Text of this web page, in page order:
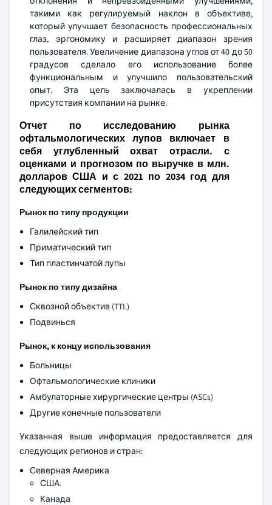
такими как регулируемый наклон в объективе,
который улучшает безопасность профессиональных
глаз, эргономику и расширяет диапазон зрения
пользователя. Увеличение диапазона углов от 40 до 50
градусов сделало его использование более
функциональным и улучшило пользовательский
опыт. Эта цель заключалась в укреплении
присутствия компании на рынке.
Отчет по исследованию рынка
офтальмологических лупов включает в
себя углубленный охват отрасли. с
оценками и прогнозом по выручке в млн.
долларов США и с 2021 по 2034 год для
следующих сегментов:
Рынок по типу продукции
Галилейский тип
Приматический тип
Тип пластинчатой лупы
Рынок по типу дизайна
Сквозной объектив (TTL)
Подвинься
Рынок, к концу использования
Больницы
Офтальмологические клиники
Амбулаторные хирургические центры (ASCs)
Другие конечные пользователи
Указанная выше информация предоставляется для
следующих регионов и стран:
Северная Америка
США.
Канада